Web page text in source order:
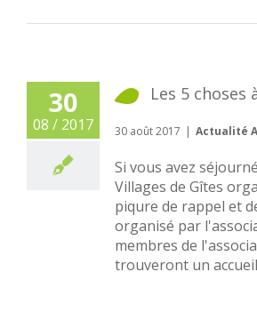
30
08 / 2017
Les 5 choses
30 août 2017 | Actualité
Si vous avez
Villages de Gîtes
piqure de rappel et
organisé par
membres de
trouveront un